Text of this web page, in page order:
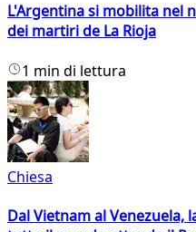
L'Argentina si mobilita nel
dei martiri de La Rioja
1 min di lettura
Chiesa
Dal Vietnam al Venezuela,